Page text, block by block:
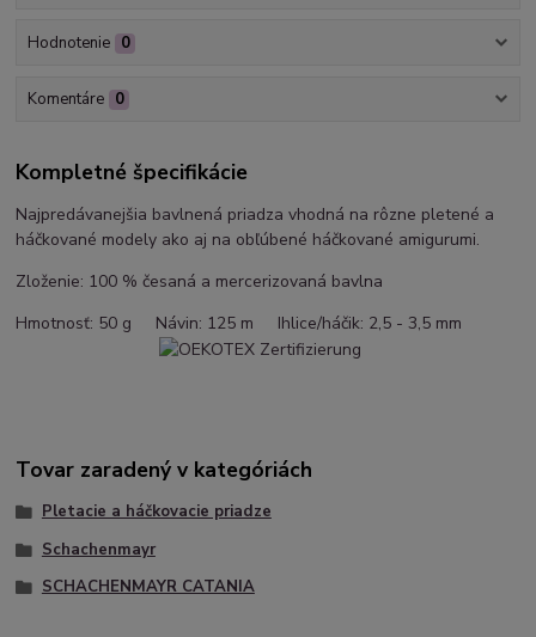
Hodnotenie 0
Komentáre 0
Kompletné špecifikácie
Najpredávanejšia bavlnená priadza vhodná na rôzne pletené a
háčkované modely ako aj na obľúbené háčkované amigurumi.
Zloženie: 100 % česaná a mercerizovaná bavlna
Hmotnosť: 50 g Návin: 125 m Ihlice/háčik: 2,5 - 3,5 mm
Tovar zaradený v kategóriách
Pletacie a háčkovacie priadze
Schachenmayr
SCHACHENMAYR CATANIA